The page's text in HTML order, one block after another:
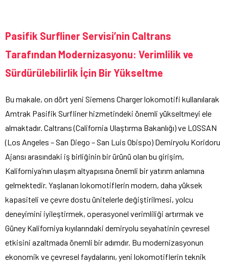
Pasifik Surfliner Servisi’nin Caltrans
Tarafından Modernizasyonu: Verimlilik ve
Sürdürülebilirlik İçin Bir Yükseltme
Bu makale, on dört yeni Siemens Charger lokomotifi kullanılarak
Amtrak Pasifik Surfliner hizmetindeki önemli yükseltmeyi ele
almaktadır. Caltrans (California Ulaştırma Bakanlığı) ve LOSSAN
(Los Angeles – San Diego – San Luis Obispo) Demiryolu Koridoru
Ajansı arasındaki iş birliğinin bir ürünü olan bu girişim,
Kaliforniya’nın ulaşım altyapısına önemli bir yatırım anlamına
gelmektedir. Yaşlanan lokomotiflerin modern, daha yüksek
kapasiteli ve çevre dostu ünitelerle değiştirilmesi, yolcu
deneyimini iyileştirmek, operasyonel verimliliği artırmak ve
Güney Kaliforniya kıyılarındaki demiryolu seyahatinin çevresel
etkisini azaltmada önemli bir adımdır. Bu modernizasyonun
ekonomik ve çevresel faydalarını, yeni lokomotiflerin teknik